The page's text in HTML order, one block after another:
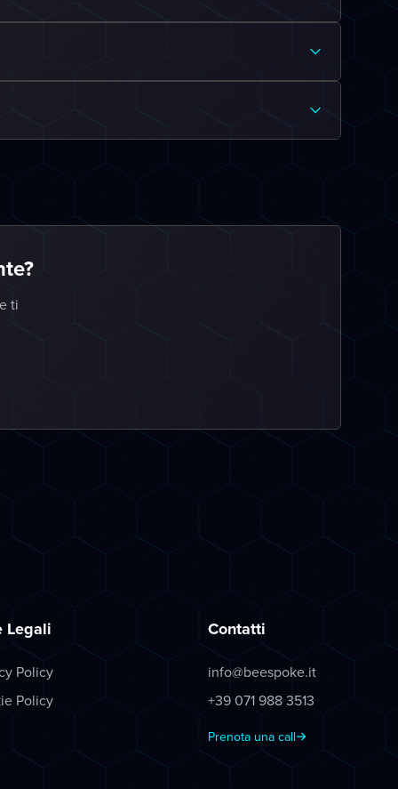
ti
Legali
Policy
Policy
Contatti
info@beespoke.it
+39 071 988 3513
Prenota una call